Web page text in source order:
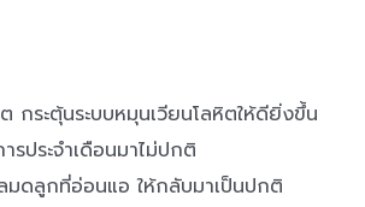
กระตุ้นระบบหมุนเวียนโลหิตให้ดียิ่งขึ้น
รประจำเดือนมาไม่ปกติ
มดลูกที่อ่อนแอ ให้กลับมาเป็นปกติ